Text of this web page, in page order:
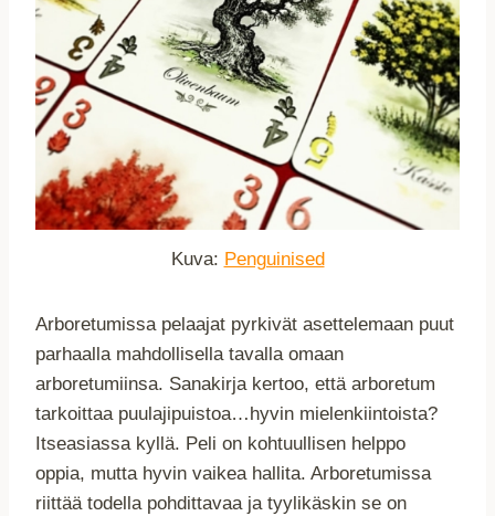
Kuva: Penguinised
Arboretumissa pelaajat pyrkivät asettelemaan puut
parhaalla mahdollisella tavalla omaan
arboretumiinsa. Sanakirja kertoo, että arboretum
tarkoittaa puulajipuistoa…hyvin mielenkiintoista?
Itseasiassa kyllä. Peli on kohtuullisen helppo
oppia, mutta hyvin vaikea hallita. Arboretumissa
riittää todella pohdittavaa ja tyylikäskin se on